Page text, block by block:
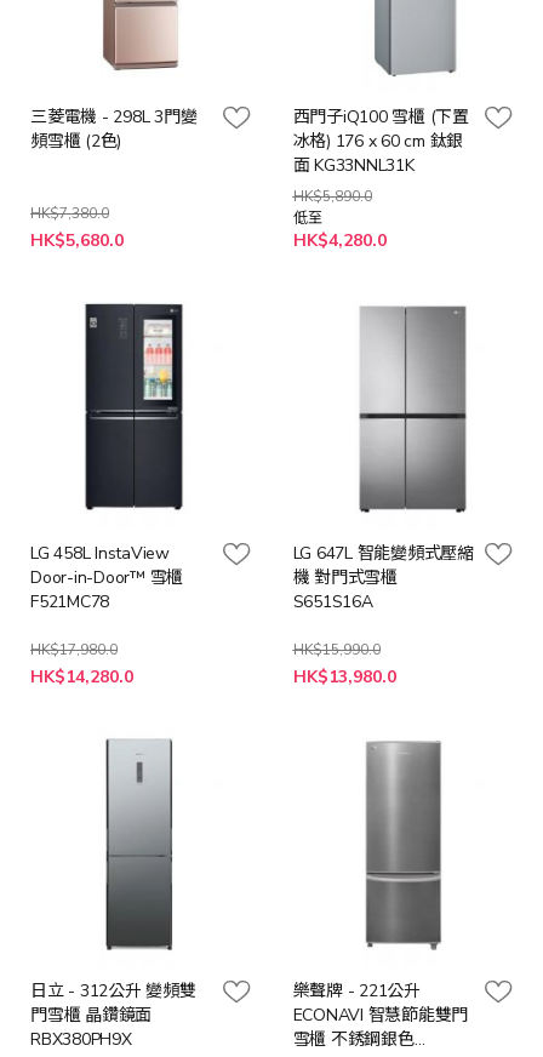
三菱電機 - 298L 3門變
頻雪櫃 (2色)
HK$7,380.0
HK$5,680.0
西門子iQ100 雪櫃 (下置
冰格) 176 x 60 cm 鈦銀
面 KG33NNL31K
HK$5,890.0
低至
HK$4,280.0
LG 458L InstaView
Door-in-Door™ 雪櫃
F521MC78
HK$17,980.0
特
殊
HK$14,280.0
LG 647L 智能變頻式壓縮
機 對門式雪櫃
S651S16A
HK$15,990.0
特
殊
HK$13,980.0
日立 - 312公升 變頻雙
門雪櫃 晶鑽鏡面
RBX380PH9X
樂聲牌 - 221公升
ECONAVI 智慧節能雙門
雪櫃 不銹鋼銀色